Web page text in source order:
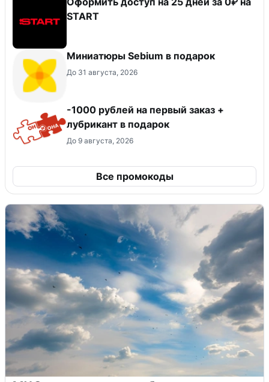
START
Миниатюры Sebium в подарок
До 31 августа, 2026
-1000 рублей на первый заказ +
лубрикант в подарок
До 9 августа, 2026
Все промокоды